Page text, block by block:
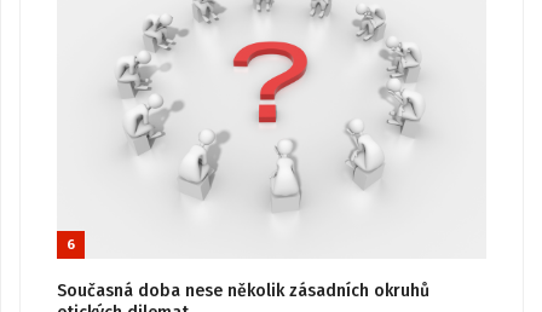
6
Současná doba nese několik zásadních okruhů